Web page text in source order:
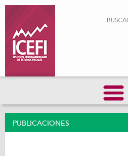
principal
PUBLICACIONES